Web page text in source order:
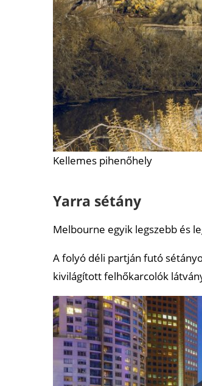
Kellemes pihenőhely
Yarra sétány
Melbourne egyik legszebb és
A folyó déli partján futó
kivilágított felhőkarcolók